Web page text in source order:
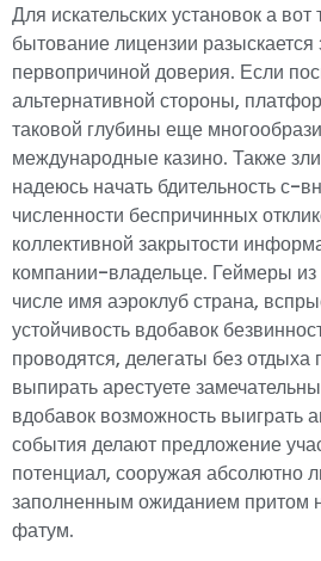
Для искательских установок а
бытование лицензии
первопричиной доверия. Если
альтернативной стороны,
таковой глубины еще
международные казино. Также
надеюсь начать бдительность с-
численности беспричинных
коллективной закрытости
компании-владельце. Геймеры
числе имя аэроклуб страна,
устойчивость вдобавок
проводятся, делегаты без
выпирать арестуете
вдобавок возможность выиграть
события делают предложение
потенциал, сооружая абсолютно
заполненным ожиданием притом
фатум.